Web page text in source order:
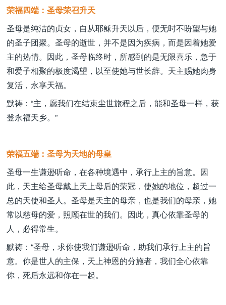
荣福四端：圣母荣召升天
圣母是纯洁的贞女，自从耶稣升天以后，便无时不盼望与她
的圣子团聚。圣母的逝世，并不是因为疾病，而是因着她爱
主的热情。因此，圣母临终时，所感到的是无限喜乐，急于
和爱子相聚的极度渴望，以至使她与世长辞。天主赐她肉身
复活，永享天福。
默祷：“主，愿我们在结束尘世旅程之后，能和圣母一样，获
登永福天乡。”
荣福五端：圣母为天地的母皇
圣母一生谦逊听命，在各种境遇中，承行上主的旨意。因
此，天主给圣母戴上天上母后的荣冠，使她的地位，超过一
总的天使和圣人。圣母是天主的母亲，也是我们的母亲，她
常以慈母的爱，照顾在世的我们。因此，真心依靠圣母的
人，必得常生。
默祷：“圣母，求你使我们谦逊听命，助我们承行上主的旨
意。你是世人的主保，天上神恩的分施者，我们全心依靠
你，死后永远和你在一起。